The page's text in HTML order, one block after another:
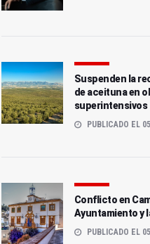
Suspenden la
de aceituna en
superintensivos
PUBLICADO EL
Conflicto en
Ayuntamiento y
PUBLICADO EL